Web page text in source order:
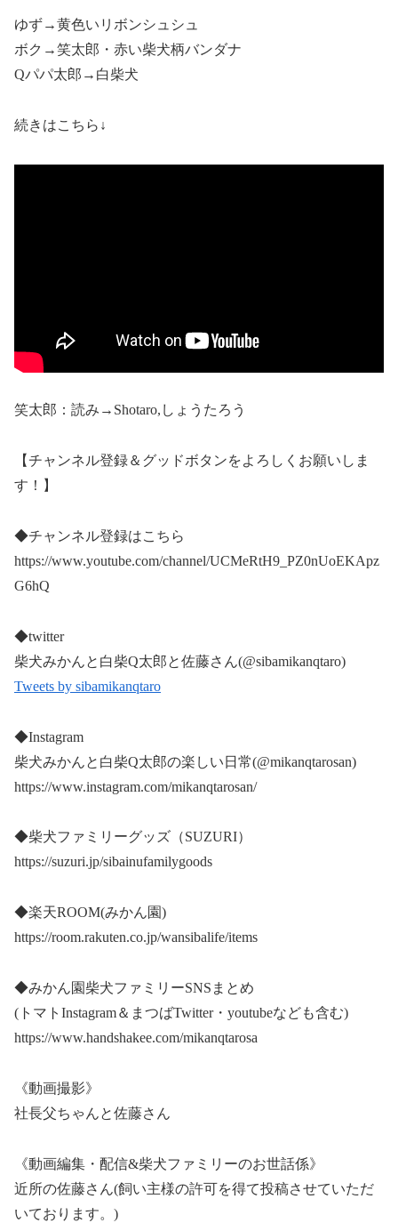
ゆず→黄色いリボンシュシュ
ボク→笑太郎・赤い柴犬柄バンダナ
Qパパ太郎→白柴犬
続きはこちら↓
笑太郎：読み→Shotaro,しょうたろう
【チャンネル登録＆グッドボタンをよろしくお願いしま
す！】
◆チャンネル登録はこちら
https://www.youtube.com/channel/UCMeRtH9_PZ0nUoEKApz
G6hQ
◆twitter
柴犬みかんと白柴Q太郎と佐藤さん(@sibamikanqtaro)
Tweets by sibamikanqtaro
◆Instagram
柴犬みかんと白柴Q太郎の楽しい日常(@mikanqtarosan)
https://www.instagram.com/mikanqtarosan/
◆柴犬ファミリーグッズ（SUZURI）
https://suzuri.jp/sibainufamilygoods
◆楽天ROOM(みかん園)
https://room.rakuten.co.jp/wansibalife/items
◆みかん園柴犬ファミリーSNSまとめ
(トマトInstagram＆まつばTwitter・youtubeなども含む)
https://www.handshakee.com/mikanqtarosa
《動画撮影》
社長父ちゃんと佐藤さん
《動画編集・配信&柴犬ファミリーのお世話係》
近所の佐藤さん(飼い主様の許可を得て投稿させていただ
いております。)